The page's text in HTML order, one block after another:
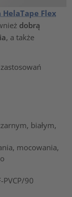
Flex
dobrą
, a także
białym,
mocowania,
PVCP/90